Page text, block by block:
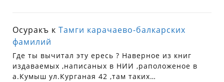
Осуракъ кТамги карачаево-балкарских
фамилий
Где ты вычитал эту ересь ? Наверное из книг
издаваемых ,написаных в НИИ ,раположеное в
а.Кумыш ул.Курганая 42 ,там таких…